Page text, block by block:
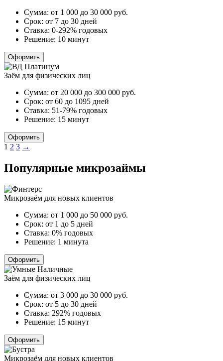
Сумма: от 1 000 до 30 000 руб.
Срок: от 7 до 30 дней
Ставка: 0-292% годовых
Решение: 10 минут
Оформить
Заём для физических лиц
Сумма: от 20 000 до 300 000 руб.
Срок: от 60 до 1095 дней
Ставка: 51-79% годовых
Решение: 15 минут
Оформить
Пагинация
1 2 3 →
Популярные микрозаймы
Микрозаём для новых клиентов
Сумма: от 1 000 до 50 000 руб.
Срок: от 1 до 5 дней
Ставка: 0% годовых
Решение: 1 минута
Оформить
Заём для физических лиц
Сумма: от 3 000 до 30 000 руб.
Срок: от 5 до 30 дней
Ставка: 292% годовых
Решение: 15 минут
Оформить
Микрозаём для новых клиентов